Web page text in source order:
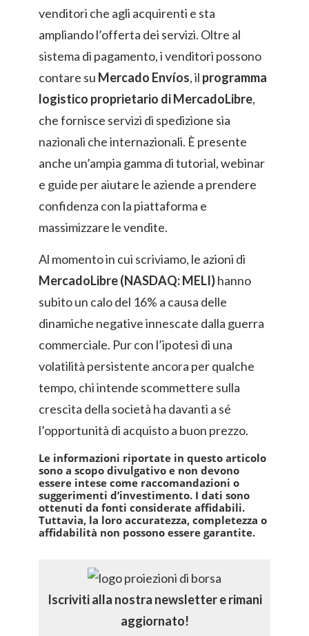
venditori che agli acquirenti e sta
ampliando l’offerta dei servizi. Oltre al
sistema di pagamento, i venditori possono
contare su Mercado Envíos, il programma
logistico proprietario di MercadoLibre,
che fornisce servizi di spedizione sia
nazionali che internazionali. È presente
anche un’ampia gamma di tutorial, webinar
e guide per aiutare le aziende a prendere
confidenza con la piattaforma e
massimizzare le vendite.
Al momento in cui scriviamo, le azioni di
MercadoLibre (NASDAQ: MELI)hanno
subito un calo del 16% a causa delle
dinamiche negative innescate dalla guerra
commerciale. Pur con l’ipotesi di una
volatilità persistente ancora per qualche
tempo, chi intende scommettere sulla
crescita della società ha davanti a sé
l’opportunità di acquisto a buon prezzo.
Le informazioni riportate in questo articolo
sono a scopo divulgativo e non devono
essere intese come raccomandazioni o
suggerimenti d’investimento. I dati sono
ottenuti da fonti considerate affidabili.
Tuttavia, la loro accuratezza, completezza o
affidabilità non possono essere garantite.
Iscriviti alla nostra newsletter e rimani
aggiornato!